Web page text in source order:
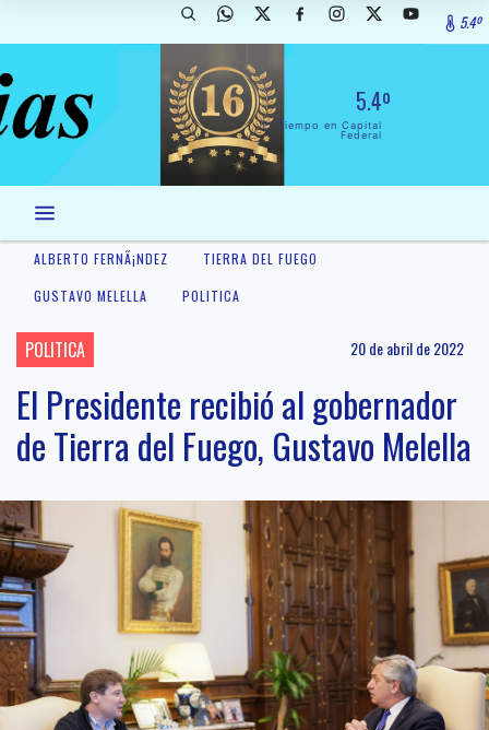
5.4º
5.4º
El Tiempo en Capital
Federal
ALBERTO FERNÃ¡NDEZ
TIERRA DEL FUEGO
GUSTAVO MELELLA
POLITICA
POLITICA 20 de abril de 2022
El Presidente recibió al gobernador
de Tierra del Fuego, Gustavo Melella